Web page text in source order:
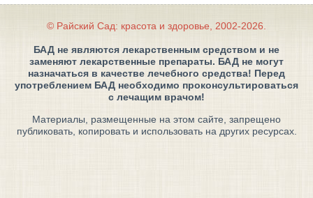
© Райский Сад: красота и здоровье, 2002-2026.
БАД не являются лекарственным средством и не
заменяют лекарственные препараты. БАД не могут
назначаться в качестве лечебного средства! Перед
употреблением БАД необходимо проконсультироваться
с лечащим врачом!
Материалы, размещенные на этом сайте, запрещено
публиковать, копировать и использовать на других ресурсах.